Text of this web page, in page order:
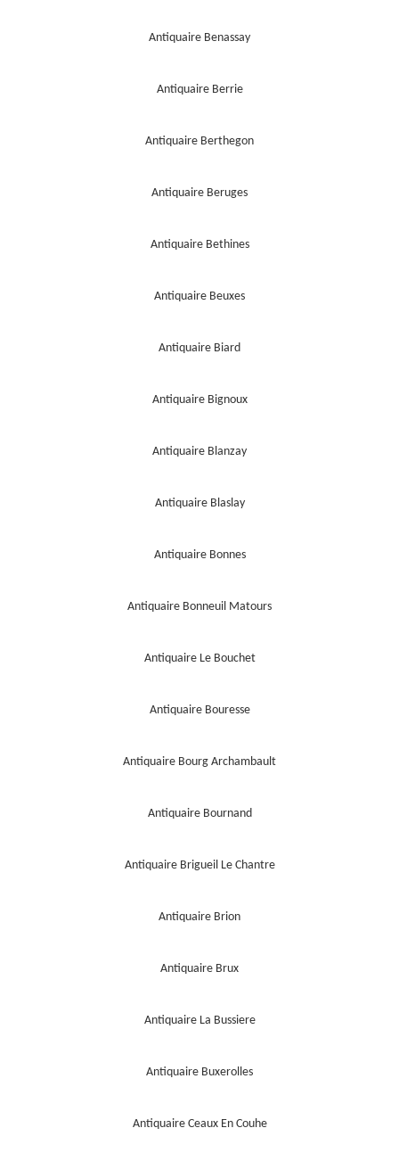
Antiquaire Benassay
Antiquaire Berrie
Antiquaire Berthegon
Antiquaire Beruges
Antiquaire Bethines
Antiquaire Beuxes
Antiquaire Biard
Antiquaire Bignoux
Antiquaire Blanzay
Antiquaire Blaslay
Antiquaire Bonnes
Antiquaire Bonneuil Matours
Antiquaire Le Bouchet
Antiquaire Bouresse
Antiquaire Bourg Archambault
Antiquaire Bournand
Antiquaire Brigueil Le Chantre
Antiquaire Brion
Antiquaire Brux
Antiquaire La Bussiere
Antiquaire Buxerolles
Antiquaire Ceaux En Couhe